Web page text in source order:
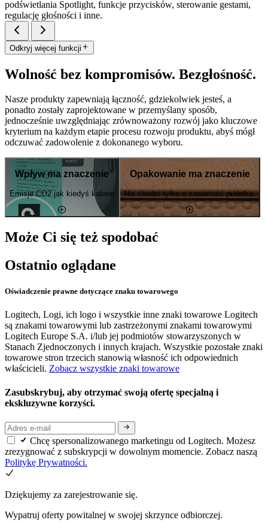
podświetlania Spotlight, funkcje przycisków, sterowanie gestami,
regulację głośności i inne.
Odkryj więcej funkcji
Wolność bez kompromisów. Bezgłośność.
Nasze produkty zapewniają łączność, gdziekolwiek jesteś, a
ponadto zostały zaprojektowane w przemyślany sposób,
jednocześnie uwzględniając zrównoważony rozwój jako kluczowe
kryterium na każdym etapie procesu rozwoju produktu, abyś mógł
odczuwać zadowolenie z dokonanego wyboru.
Wpływ ma znaczenie
Emisje CO2 jak kiedyś kalorie
Opakowanie ma znaczenie
Nie chodzi tylko o zawartość pudełka.
Może Ci się też spodobać
Ostatnio oglądane
Oświadczenie prawne dotyczące znaku towarowego
Logitech, Logi, ich logo i wszystkie inne znaki towarowe Logitech
są znakami towarowymi lub zastrzeżonymi znakami towarowymi
Logitech Europe S.A. i/lub jej podmiotów stowarzyszonych w
Stanach Zjednoczonych i innych krajach. Wszystkie pozostałe znaki
towarowe stron trzecich stanowią własność ich odpowiednich
właścicieli. Zobacz wszystkie znaki towarowe
Zasubskrybuj, aby otrzymać swoją ofertę specjalną i
ekskluzywne korzyści.
Chcę spersonalizowanego marketingu od Logitech. Możesz
zrezygnować z subskrypcji w dowolnym momencie. Zobacz naszą
Politykę Prywatności.
Dziękujemy za zarejestrowanie się.
Wypatruj oferty powitalnej w swojej skrzynce odbiorczej.